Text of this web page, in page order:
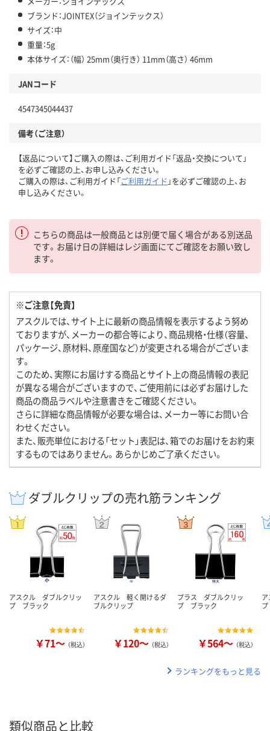
ブランド：JOINTEX（ジョインテックス）
サイズ：中
重量：5g
本体サイズ：（幅） 25mm（奥行き） 11mm（高さ） 46mm
JANコード
4547345044437
備考（ご注意）
【返品について】ご購入の際は、ご利用ガイド「返品・交換について」
を必ずご確認の上、お申し込みください。
ご購入の際は、ご利用ガイド「ご利用ガイド 」を必ずご確認の上、お
申し込みください。
こちらの商品は一般商品とは別便で届く場合がある別送品
です。お届け日の詳細はレジ画面にてご確認をお願い致し
ます。
※ご注意【免責】
アスクルでは、サイト上に最新の商品情報を表示するよう努め
ておりますが、メーカーの都合等により、商品規格・仕様（容量、
パッケージ、原材料、原産国など）が変更される場合がございま
す。
このため、実際にお届けする商品とサイト上の商品情報の表記
が異なる場合がございますので、ご使用前には必ずお届けした
商品の商品ラベルや注意書きをご確認ください。
さらに詳細な商品情報が必要な場合は、メーカー等にお問い合
わせください。
また、販売単位における「セット」表記は、箱でのお届けをお約束
するものではありません。あらかじめご了承ください。
ダブルクリップの売れ筋ランキング
アスクル ダブルクリッ
プ ブラック
￥71～ （税込）
アスクル 軽く開けるダ
ブルクリップ
￥120～ （税込）
プラス ダブルクリッ
プ ブラック
￥564～ （税込）
ランキングをもっと見る
類似商品と比較